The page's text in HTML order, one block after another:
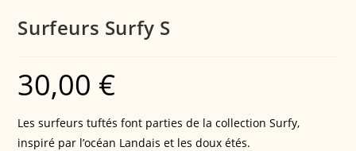
Surfeurs Surfy S
30,00 €
Les surfeurs tuftés font parties de la collection Surfy,
inspiré par l’océan Landais et les doux étés.